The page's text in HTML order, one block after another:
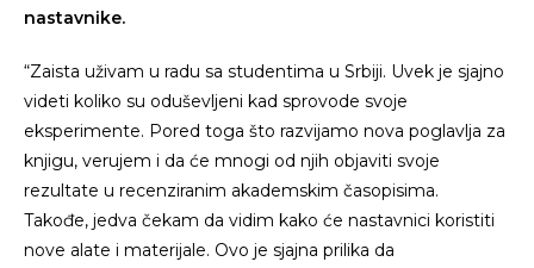
nastavnike.
“Zaista uživam u radu sa studentima u Srbiji. Uvek je sjajno
videti koliko su oduševljeni kad sprovode svoje
eksperimente. Pored toga što razvijamo nova poglavlja za
knjigu, verujem i da će mnogi od njih objaviti svoje
rezultate u recenziranim akademskim časopisima.
Takođe, jedva čekam da vidim kako će nastavnici koristiti
nove alate i materijale. Ovo je sjajna prilika da